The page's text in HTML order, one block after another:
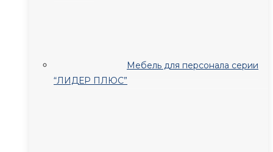
Мебель для персонала серии
“ЛИДЕР ПЛЮС”